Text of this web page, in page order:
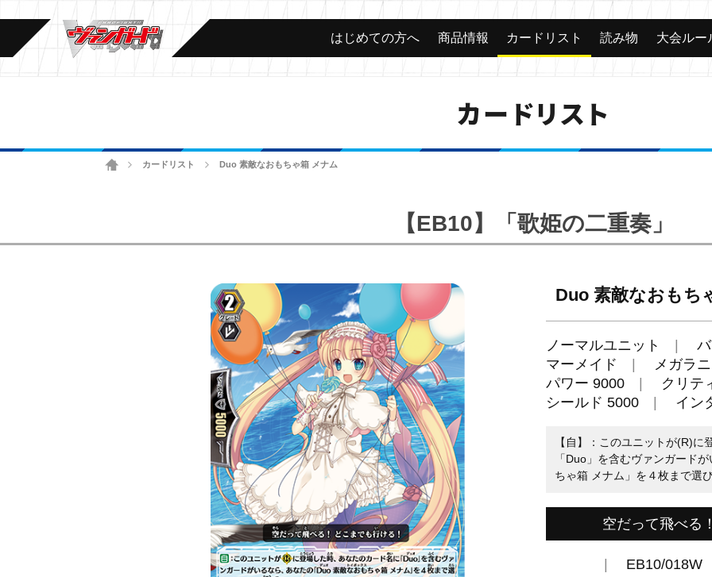
はじめての方へ 商品情報 カードリスト 読み物 大会ルー
カードリスト
ホームカードリスト Duo 素敵なおもちゃ箱 メナム
【EB10】「歌姫の二重奏」
Duo 素敵なおもち
ノーマルユニット
マーメイド
メガラ
パワー 9000
クリテ
シールド 5000
イン
【自】：このユニットが(R)
「Duo」を含むヴァンガード
ちゃ箱 メナム」を４枚まで選
空だって飛べる
EB10/018W